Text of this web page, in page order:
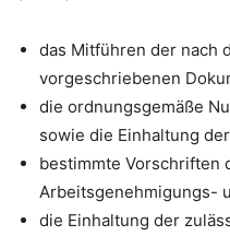
das Mitführen der nach
vorgeschriebenen
die ordnungsgemäße
sowie die Einhaltung
bestimmte Vorschriften
Arbeitsgenehmigungs-
die Einhaltung der